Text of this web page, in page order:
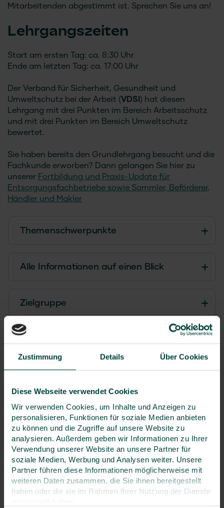
Zustimmung Details Über Cookies
Diese Webseite verwendet Cookies
Wir verwenden Cookies, um Inhalte und Anzeigen zu
personalisieren, Funktionen für soziale Medien anbieten
zu können und die Zugriffe auf unsere Website zu
analysieren. Außerdem geben wir Informationen zu Ihrer
Verwendung unserer Website an unsere Partner für
soziale Medien, Werbung und Analysen weiter. Unsere
Partner führen diese Informationen möglicherweise mit
weiteren Daten zusammen, die Sie ihnen bereitgestellt
haben oder die sie im Rahmen Ihrer Nutzung der Dienste
Mitarbeitenden abgestimmt ist. Sprechen Sie uns an!
Lehrgangszeiten
Start am ersten Tag: ca. 8:30 Uhr
Ende am letzten Tag: ca. 17:00 Uhr
Der Verband für Sicherheit, Gesundheit und
Umweltschutz bei der Arbeit (VDSI ) hat diesen
Lehrgang mit drei Punkten im Bereich Arbeitsschutz
und mit drei Punkten im Bereich Umweltschutz
bewertet.
Sie haben bereits den Grundlehrgang besucht und die
Fachkunde erworben? Dann gelangen Sie hier zu
unserer Fortbildung und Praxis-Update für
Entsorgungsfachbetriebe sowie Sammler, Beförderer,
Händler und Makler
Themenschwerpunkte
Alle Informationen auf einen Blick
Zielgruppe
Seminarpreis
929 €
zzgl. MwSt.
optional buchbar
Printunterlagen79 € zzgl. MwSt.
Neukundenrabatt